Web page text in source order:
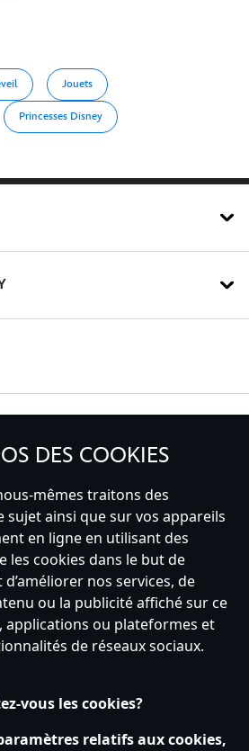
Jouets
Princesses Disney
d’utilisation
Trouver un magasin
de la vie privée
relative à la confidentialité
DES COOKIES
mêmes traitons des
ainsi que sur vos appareils
en ligne en utilisant des
les cookies dans le but de
d’améliorer nos services, de
ou la publicité affiché sur ce
applications ou plateformes et
de réseaux sociaux.
vous les cookies?
relatifs aux cookies,